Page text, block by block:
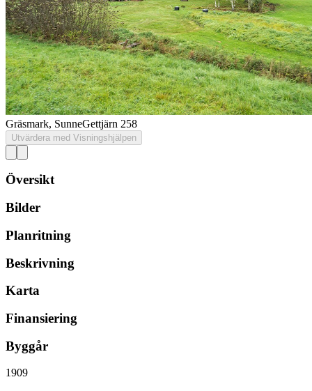
Gräsmark, SunneGettjärn 258
Utvärdera med Visningshjälpen
Översikt
Bilder
Planritning
Beskrivning
Karta
Finansiering
Byggår
1909